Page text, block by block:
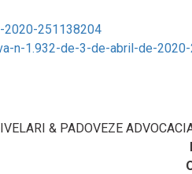
251138204
n-1.932-de-3-de-abril-de-
& PADOVEZE